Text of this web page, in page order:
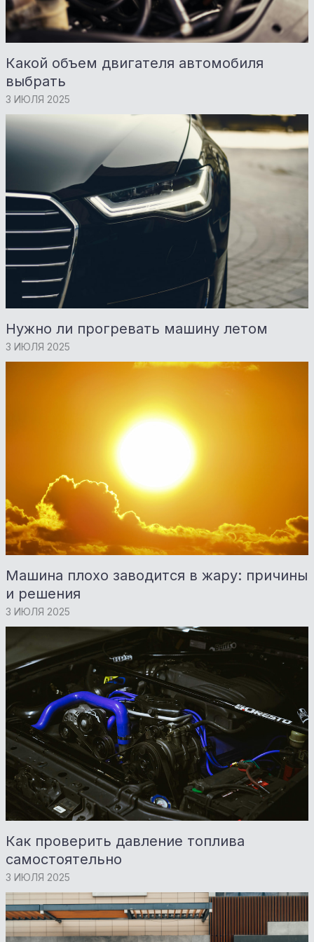
Какой объем двигателя автомобиля
выбрать
3 ИЮЛЯ 2025
Нужно ли прогревать машину летом
3 ИЮЛЯ 2025
Машина плохо заводится в жару: причины
и решения
3 ИЮЛЯ 2025
Как проверить давление топлива
самостоятельно
3 ИЮЛЯ 2025